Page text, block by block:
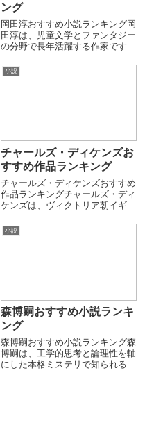
ング
岡田淳おすすめ小説ランキング岡
田淳は、児童文学とファンタジー
の分野で長年活躍する作家です。
来事を温かな筆致で描く作品が多
小説
チャールズ・ディケンズお
すすめ作品ランキング
チャールズ・ディケンズおすすめ
作品ランキングチャールズ・ディ
ケンズは、ヴィクトリア朝イギリ
題と人間ドラマを融合させた作品
で知られ、世界文学に大きな影響
小説
森博嗣おすすめ小説ランキ
ング
森博嗣おすすめ小説ランキング森
博嗣は、工学的思考と論理性を軸
にした本格ミステリで知られる作